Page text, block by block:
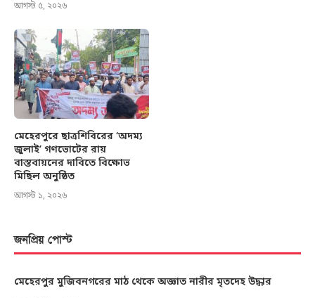
আগস্ট ৫, ২০২৬
মেহেরপুরে ছাত্রশিবিরের ‘অদম্য
জুলাই’ গণভোটের রায়
বাস্তবায়নের দাবিতে বিক্ষোভ
মিছিল অনুষ্ঠিত
আগস্ট ১, ২০২৬
জনপ্রিয় পোস্ট
মেহেরপুর মুজিবনগরের মাঠ থেকে অজ্ঞাত নারীর মৃতদেহ উদ্ধার